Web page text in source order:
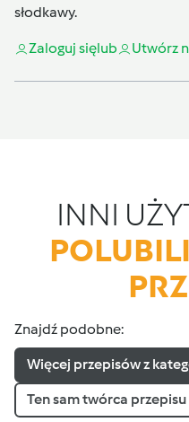
słodkawy.
Zaloguj sięlub Utwórz
INNI
Znajdź podobne:
Więcej przepisów z
Ten sam twórca przepisu